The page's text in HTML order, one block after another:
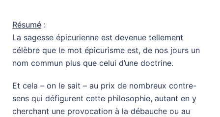
Résumé :
La sagesse épicurienne est devenue tellement
célèbre que le mot épicurisme est, de nos jours un
nom commun plus que celui d’une doctrine.
Et cela – on le sait – au prix de nombreux contre-
sens qui défigurent cette philosophie, autant en y
cherchant une provocation à la débauche ou au